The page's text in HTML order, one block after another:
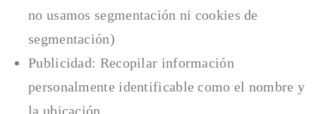
no usamos segmentación ni cookies de
segmentación)
Publicidad: Recopilar información
personalmente identificable como el nombre y
la ubicación